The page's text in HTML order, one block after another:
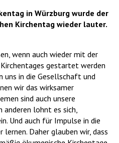
in Würzburg wurde der
Kirchentag wieder lauter.
wenn auch wieder mit der
gestartet werden
uns in die Gesellschaft und
wir das wirksamer
sind auch unsere
anderen lohnt es sich,
Und auch für Impulse in die
lernen. Daher glauben wir, dass